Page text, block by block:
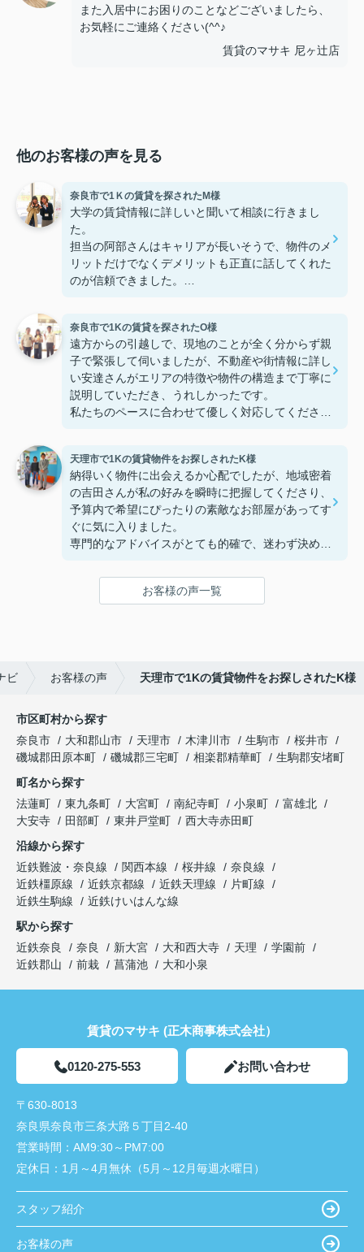
また入居中にお困りのことなどございましたら、
お気軽にご連絡ください(^^♪
賃貸のマサキ 尼ヶ辻店
他のお客様の声を見る
奈良市で1Ｋの賃貸を探されたM様
大学の賃貸情報に詳しいと聞いて相談に行きまし
た。
担当の阿部さんはキャリアが長いそうで、物件のメ
リットだけでなくデメリットも正直に話してくれた
のが信頼できました。
す。
奈良市で1Kの賃貸を探されたO様
遠方からの引越しで、現地のことが全く分からず親
子で緊張して伺いましたが、不動産や街情報に詳し
い安達さんがエリアの特徴や物件の構造まで丁寧に
説明していただき、うれしかったです。
私たちのペースに合わせて優しく対応してくださっ
り、感謝しています。安達さん、ありがとうござい
ました！
天理市で1Kの賃貸物件をお探しされたK様
納得いく物件に出会えるか心配でしたが、地域密着
の吉田さんが私の好みを瞬時に把握してくださり、
予算内で希望にぴったりの素敵なお部屋があってす
ぐに気に入りました。
専門的なアドバイスがとても的確で、迷わず決める
鍵の受け取りのときに、また元気(o・・o)/~お店に
お客様の声一覧
ビ お客様の声 天理市で1Kの賃貸物件をお探しされたK様
市区町村から探す
奈良市
大和郡山市 天理市 木津川市 生駒市
桜井市
磯城郡田原本町
磯城郡三宅町 相楽郡精華町
生駒郡安堵町
町名から探す
法蓮町
東九条町 大宮町 南紀寺町 小泉町
富雄北
大安寺
田部町 東井戸堂町
西大寺赤田町
沿線から探す
近鉄難波・奈良線
関西本線 桜井線
奈良線
近鉄橿原線
近鉄京都線 近鉄天理線
片町線
近鉄生駒線
近鉄けいはんな線
駅から探す
近鉄奈良
奈良 新大宮 大和西大寺 天理
学園前
近鉄郡山
前栽 菖蒲池 大和小泉
賃貸のマサキ (正木商事株式会社）
0120-275-553 お問い合わせ
〒630-8013
奈良県奈良市三条大路５丁目2-40
営業時間： AM9:30～PM7:00
定休日： 1月～4月無休（5月～12月毎週水曜日）
スタッフ紹介
お客様の声